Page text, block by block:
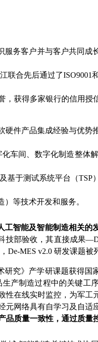
务客户并与客户共同成
合先后通过了
获得多家银行的信用授
件产品集成经验与优
车间、数字化制造整体
于测试系统平台（
等技术开发和服务。
工智能及智能制造相关的
部验收，其直接成果
MES v2.0 研发课题
究》产学研课题获得
产制造过程中的关键工
在线实时监控，为军
网络具有自学习及自
品质量一致性，通过质量